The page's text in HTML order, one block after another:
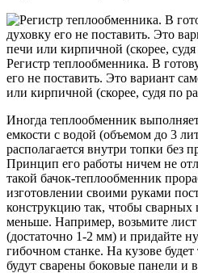
Регистр теплообменника. В
его не поставить. Это вариант
или кирпичной (скорее, судя по
Иногда теплообменник
емкости с водой (объемом до 3
располагается внутри топки без
Принцип его работы ничем не
такой бачок-теплообменник
изготовлении своими руками
конструкцию так, чтобы
меньше. Например, возьмите
(достаточно 1-2 мм) и придайте
гибочном станке. На кузове
будут сварены боковые панели и